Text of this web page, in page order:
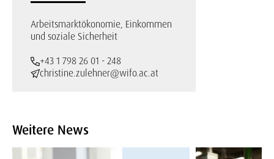
Arbeitsmarktökonomie, Einkommen
und soziale Sicherheit
+43 1 798 26 01 - 248
christine.zulehner@wifo.ac.at
Weitere News